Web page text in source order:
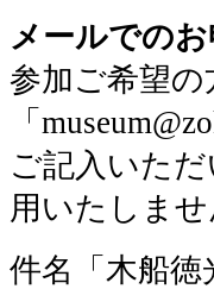
メールでの
参加ご希望
「
ご記入いた
用いたしませ
件名「木船